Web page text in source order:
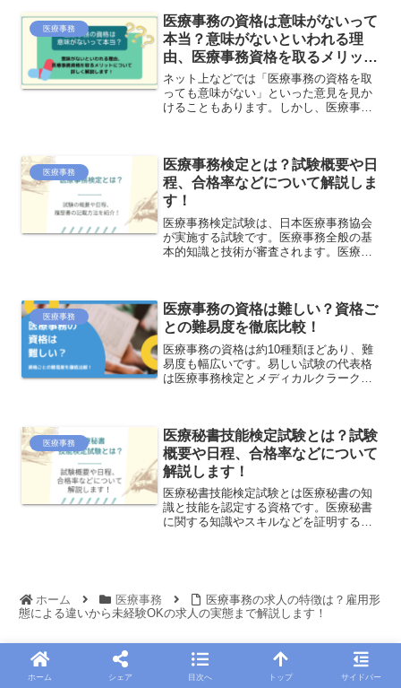
医療事務
医療事務の資格は意味がないって
本当？意味がないといわれる理
由、医療事務資格を取るメリット
について詳しく解説します！
ネット上などでは「医療事務の資格を取
っても意味がない」といった意見を見か
けることもあります。しかし、医療事務
り役立つ資格です。ここでは何故、医療
事務の資格は意味がないといわれるのか
その理由と、医療事務資格を取ることの
メリットについて詳しく解説していきま
す。
医療事務
医療事務検定とは？試験概要や日
程、合格率などについて解説しま
す！
医療事務検定試験は、日本医療事務協会
が実施する試験です。医療事務全般の基
本的知識と技術が審査されます。医療事
医療事務
医療事務の資格は難しい？資格ご
との難易度を徹底比較！
医療事務の資格は約10種類ほどあり、難
易度も幅広いです。易しい試験の代表格
は医療事務検定とメディカルクラーク、
アップには中級〜上級レベルの難易度の
試験を選びましょう。本ページでは、医
療事務の資格の難易度を紹介します。
医療事務
医療秘書技能検定試験とは？試験
概要や日程、合格率などについて
解説します！
医療秘書技能検定試験とは医療秘書の知
識と技能を認定する資格です。医療秘書
に関する知識やスキルなどを証明する資
定試験の概要、試験情報等についてご紹
介します。
ホーム 医療事務
医療事務の求人の特徴は？雇用形
態による違いから未経験OKの求人の実態まで解説します！
ホーム シェア 目次へ トップ サイドバー